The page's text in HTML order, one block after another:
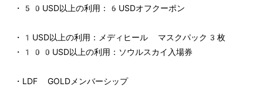
・50USD以上の利用：6USDオフクーポン
・1USD以上の利用：メディヒール マスクパック3枚
・100USD以上の利用：ソウルスカイ入場券
・LDF GOLDメンバーシップ